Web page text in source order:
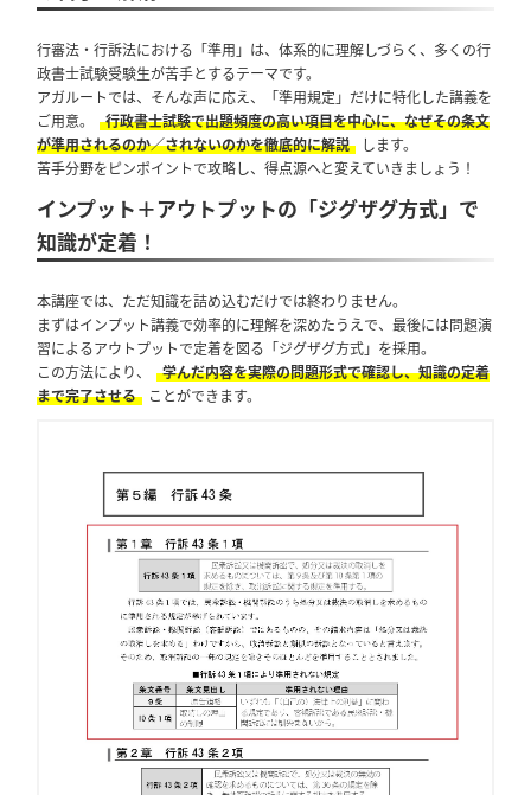
行審法・行訴法における「準用」は、体系的に理解しづらく、多くの行
政書士試験受験生が苦手とするテーマです。
アガルートでは、そんな声に応え、「準用規定」だけに特化した講義を
ご用意。
行政書士試験で出題頻度の高い項目を中心に、なぜその条文
が準用されるのか／されないのかを徹底的に解説
します。
苦手分野をピンポイントで攻略し、得点源へと変えていきましょう！
インプット＋アウトプットの「ジグザグ方式」で
知識が定着！
本講座では、ただ知識を詰め込むだけでは終わりません。
まずはインプット講義で効率的に理解を深めたうえで、最後には問題演
習によるアウトプットで定着を図る「ジグザグ方式」を採用。
この方法により、
学んだ内容を実際の問題形式で確認し、知識の定着
まで完了させる
ことができます。